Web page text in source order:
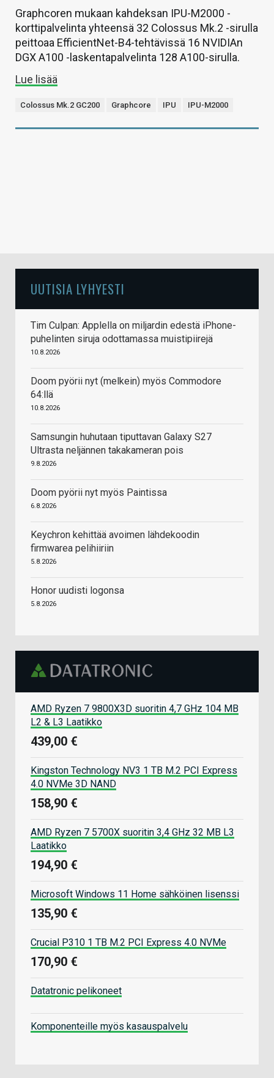
Graphcoren mukaan kahdeksan IPU-M2000 -
korttipalvelinta yhteensä 32 Colossus Mk.2 -sirulla
peittoaa EfficientNet-B4-tehtävissä 16 NVIDIAn
DGX A100 -laskentapalvelinta 128 A100-sirulla.
Lue lisää
Colossus Mk.2 GC200 Graphcore IPU IPU-M2000
UUTISIA LYHYESTI
Tim Culpan: Applella on miljardin edestä iPhone-
puhelinten siruja odottamassa muistipiirejä
10.8.2026
Doom pyörii nyt (melkein) myös Commodore
64:llä
10.8.2026
Samsungin huhutaan tiputtavan Galaxy S27
Ultrasta neljännen takakameran pois
9.8.2026
Doom pyörii nyt myös Paintissa
6.8.2026
Keychron kehittää avoimen lähdekoodin
firmwarea pelihiiriin
5.8.2026
Honor uudisti logonsa
5.8.2026
AMD Ryzen 7 9800X3D suoritin 4,7 GHz 104 MB
L2 & L3 Laatikko
439,00 €
Kingston Technology NV3 1 TB M.2 PCI Express
4.0 NVMe 3D NAND
158,90 €
AMD Ryzen 7 5700X suoritin 3,4 GHz 32 MB L3
Laatikko
194,90 €
Microsoft Windows 11 Home sähköinen lisenssi
135,90 €
Crucial P310 1 TB M.2 PCI Express 4.0 NVMe
170,90 €
Datatronic pelikoneet
Komponenteille myös kasauspalvelu